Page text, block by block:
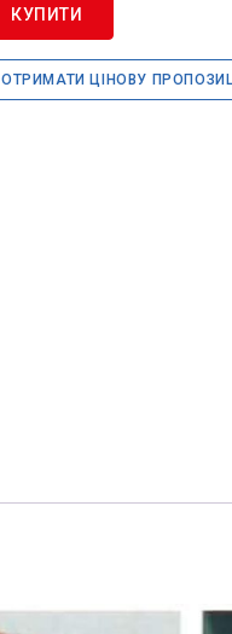
КУПИТИ
ОТРИМАТИ ЦІНОВУ